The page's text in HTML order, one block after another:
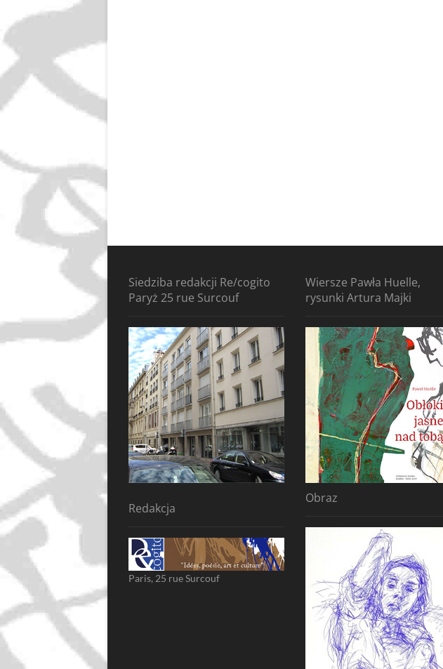
Siedziba redakcji Re/cogito
Paryż 25 rue Surcouf
Redakcja
Paris, 25 rue Surcouf
Wiersze Pawła Huelle,
rysunki Artura Majki
Obraz